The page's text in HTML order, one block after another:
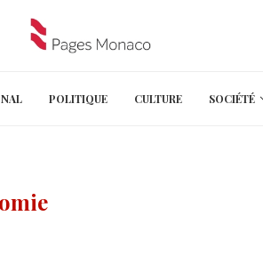
POLITIQUE CULTURE SOCIÉTÉ